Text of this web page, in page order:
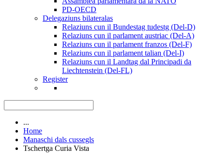
PD-OECD
Delegaziuns bilateralas
Relaziuns cun il Bundestag tudestg (Del-D)
Relaziuns cun il parlament austriac (Del-A)
Relaziuns cun il parlament franzos (Del-F)
Relaziuns cun il parlament talian (Del-I)
Relaziuns cun il Landtag dal Principadi da
Liechtenstein (Del-FL)
Register
...
Home
Manaschi dals cussegls
Tschertga Curia Vista